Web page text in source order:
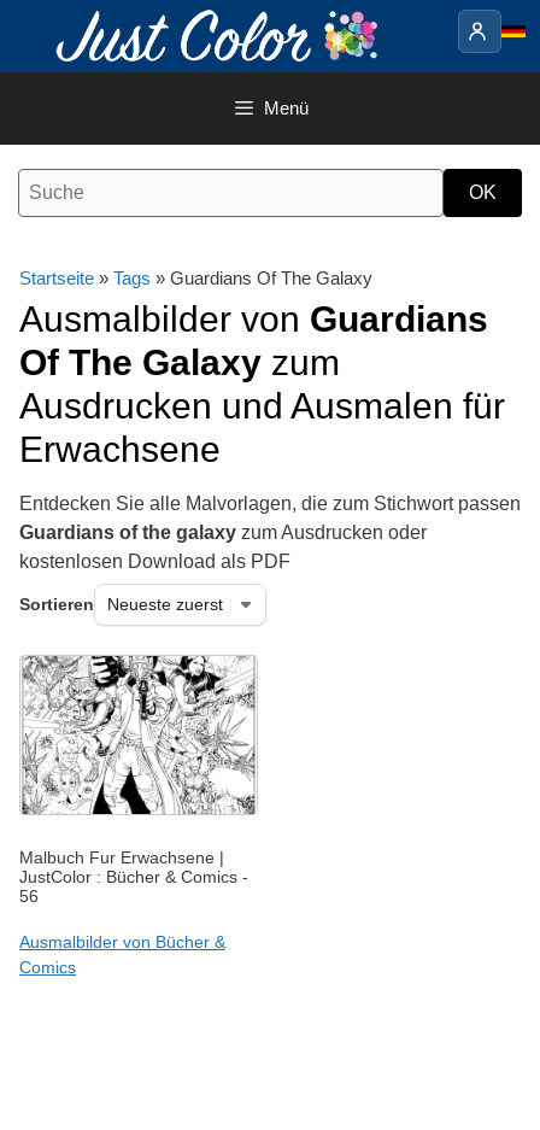
Inhalt
Menü
Startseite » Tags » Guardians Of The Galaxy
Ausmalbilder von Guardians
Of The Galaxy zum
Ausdrucken und Ausmalen für
Erwachsene
Entdecken Sie alle Malvorlagen, die zum Stichwort passen
Guardians of the galaxy zum Ausdrucken oder
kostenlosen Download als PDF
Sortieren
Malbuch Fur Erwachsene |
JustColor : Bücher & Comics -
56
Ausmalbilder von Bücher &
Comics